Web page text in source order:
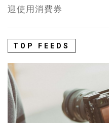
迎使用消費券
TOP FEEDS